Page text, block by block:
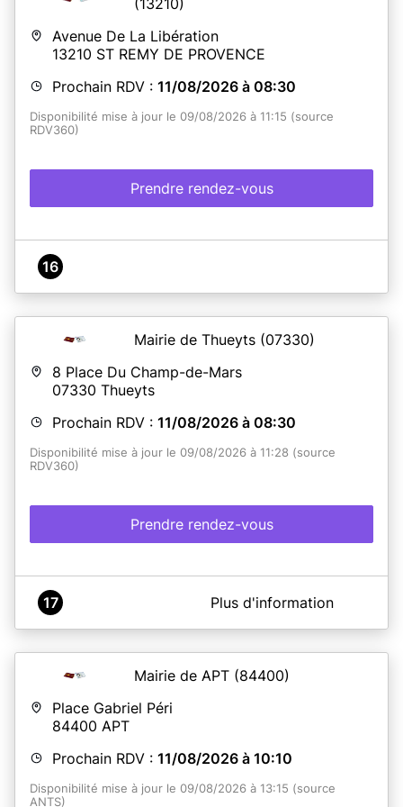
Avenue De La Libération
13210 ST REMY DE PROVENCE
Prochain RDV : 11/08/2026 à 08:30
Disponibilité mise à jour le 09/08/2026 à 11:15 (source
RDV360)
Prendre rendez-vous
16
Mairie de Thueyts (07330)
8 Place Du Champ-de-Mars
07330 Thueyts
Prochain RDV : 11/08/2026 à 08:30
Disponibilité mise à jour le 09/08/2026 à 11:28 (source
RDV360)
Prendre rendez-vous
A propos de Mairie de THUEYTS - Service CNI -
PASSEPORT
Le service ne reçoit que sur RDV
pour le dépôt des dossiers de demandes
ET pour la remise des titres
Mardi 8h - 12h
Mercredi 8h - 12h / 14 - 17h
(liste des pièces fournie lors de l'établissement de la pré
17 Plus d'information
Mairie de APT (84400)
Place Gabriel Péri
84400 APT
Prochain RDV : 11/08/2026 à 10:10
Disponibilité mise à jour le 09/08/2026 à 13:15 (source
ANTS)